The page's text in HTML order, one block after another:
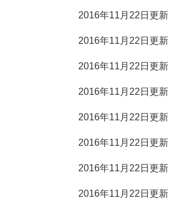
2016年11月22日更新
2016年11月22日更新
2016年11月22日更新
2016年11月22日更新
2016年11月22日更新
2016年11月22日更新
2016年11月22日更新
2016年11月22日更新